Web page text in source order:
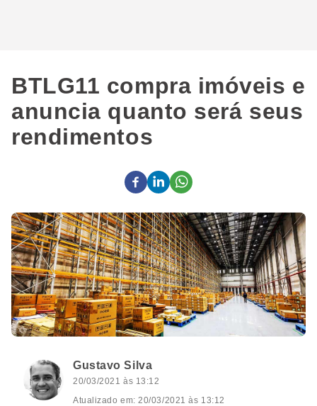
BTLG11 compra imóveis e
anuncia quanto será seus
rendimentos
Gustavo Silva
20/03/2021 às 13:12
Atualizado em: 20/03/2021 às 13:12